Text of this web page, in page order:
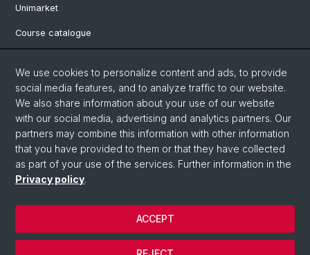
Unimarket
Course catalogue
Social Media
Instagram
LinkedIn
We use cookies to personalize content and ads, to provide
social media features, and to analyze traffic to our website.
We also share information about your use of our website
with our social media, advertising and analytics partners. Our
partners may combine this information with other information
that you have provided to them or that they have collected
as part of your use of the services. Further information in the
Privacy policy.
ACCEPT